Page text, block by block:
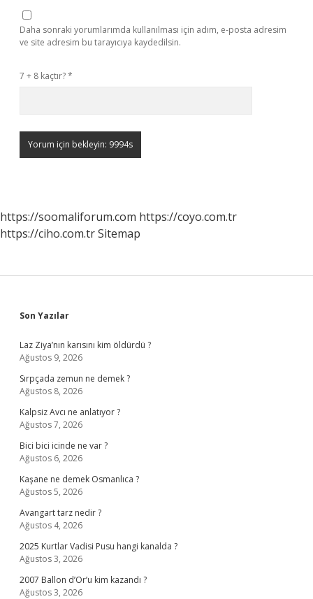
Daha sonraki yorumlarımda kullanılması için adım, e-posta adresim
ve site adresim bu tarayıcıya kaydedilsin.
7 + 8 kaçtır?*
https://soomaliforum.com https://coyo.com.tr
https://ciho.com.trSitemap
Sidebar
Son Yazılar
Laz Ziya’nın karısını kim öldürdü ?
Ağustos 9, 2026
Sırpçada zemun ne demek ?
Ağustos 8, 2026
Kalpsiz Avcı ne anlatıyor ?
Ağustos 7, 2026
Bici bici icinde ne var ?
Ağustos 6, 2026
Kaşane ne demek Osmanlıca ?
Ağustos 5, 2026
Avangart tarz nedir ?
Ağustos 4, 2026
2025 Kurtlar Vadisi Pusu hangi kanalda ?
Ağustos 3, 2026
2007 Ballon d’Or’u kim kazandı ?
Ağustos 3, 2026